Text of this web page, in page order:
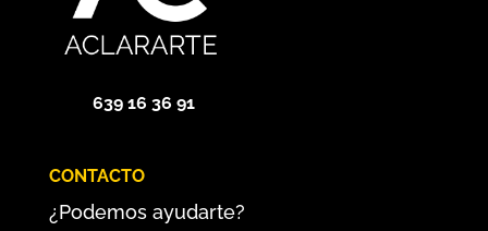
639 16 36 91
CONTACTO
¿Podemos ayudarte?